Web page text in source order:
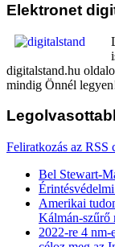
Elektronet
digitalstand.hu
mindig Önnél
Feliratkozás az RSS
Bel Stewart-
Amerikai
Kálmán-szűrő
2022-re 4 nm-